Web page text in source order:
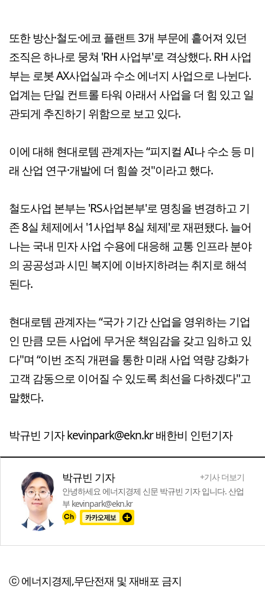
또한 방산·철도·에코 플랜트 3개 부문에 흩어져 있던
조직은 하나로 뭉쳐 'RH 사업부'로 격상했다. RH 사업
부는 로봇 AX사업실과 수소 에너지 사업으로 나뉜다.
업계는 단일 컨트롤 타워 아래서 사업을 더 힘 있고 일
관되게 추진하기 위함으로 보고 있다.
이에 대해 현대로템 관계자는 “피지컬 AI나 수소 등 미
래 산업 연구·개발에 더 힘쓸 것"이라고 했다.
철도사업 본부는 'RS사업본부'로 명칭을 변경하고 기
존 8실 체제에서 '1사업부 8실 체제'로 재편됐다. 늘어
나는 국내 민자 사업 수용에 대응해 교통 인프라 분야
의 공공성과 시민 복지에 이바지하려는 취지로 해석
된다.
현대로템 관계자는 “국가 기간 산업을 영위하는 기업
인 만큼 모든 사업에 무거운 책임감을 갖고 임하고 있
다"며 “이번 조직 개편을 통한 미래 사업 역량 강화가
고객 감동으로 이어질 수 있도록 최선을 다하겠다"고
말했다.
박규빈 기자 kevinpark@ekn.kr 배한비 인턴기자
박규빈 기자
+기사 더보기
안녕하세요 에너지경제 신문 박규빈 기자 입니다. 산업
부 kevinpark@ekn.kr
ⓒ 에너지경제,무단전재 및 재배포 금지